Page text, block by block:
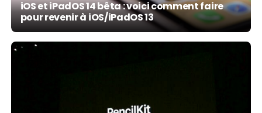
iOS et iPadOS 14 bêta : voici comment faire
pour revenir à iOS/iPadOS 13